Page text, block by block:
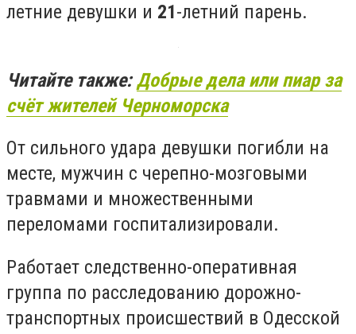
летние девушки и 21-летний парень.
Читайте также:Добрые дела или пиар за
счёт жителей Черноморска
От сильного удара девушки погибли на
месте, мужчин с черепно-мозговыми
травмами и множественными
переломами госпитализировали.
Работает следственно-оперативная
группа по расследованию дорожно-
транспортных происшествий в Одесской